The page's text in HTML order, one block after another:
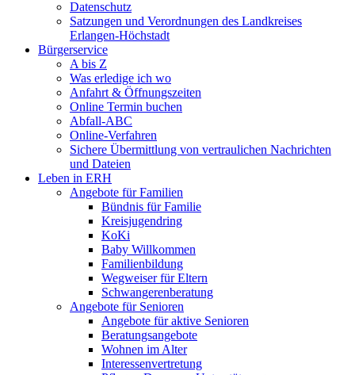
Datenschutz
Satzungen und Verordnungen des Landkreises
Erlangen-Höchstadt
Bürgerservice
A bis Z
Was erledige ich wo
Anfahrt & Öffnungszeiten
Online Termin buchen
Abfall-ABC
Online-Verfahren
Sichere Übermittlung von vertraulichen Nachrichten
und Dateien
Leben in ERH
Angebote für Familien
Bündnis für Familie
Kreisjugendring
KoKi
Baby Willkommen
Familienbildung
Wegweiser für Eltern
Schwangerenberatung
Angebote für Senioren
Angebote für aktive Senioren
Beratungsangebote
Wohnen im Alter
Interessenvertretung